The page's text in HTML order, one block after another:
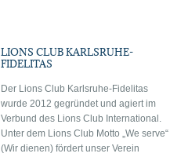
LIONS CLUB KARLSRUHE-
FIDELITAS
Der Lions Club Karlsruhe-Fidelitas
wurde 2012 gegründet und agiert im
Verbund des Lions Club International.
Unter dem Lions Club Motto „We serve“
(Wir dienen) fördert unser Verein